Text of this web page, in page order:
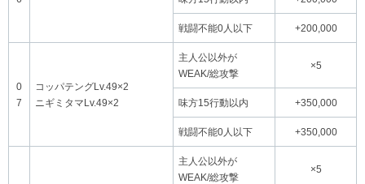
戦闘不能0人以下 +200,000
0
7
コッパテングLv.49×2
ニギミタマLv.49×2
主人公以外が
WEAK/総攻撃
×5
味方15行動以内 +350,000
戦闘不能0人以下 +350,000
主人公以外が
WEAK/総攻撃
×5